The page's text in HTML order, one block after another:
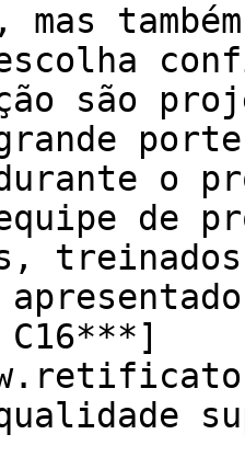
são
o
de